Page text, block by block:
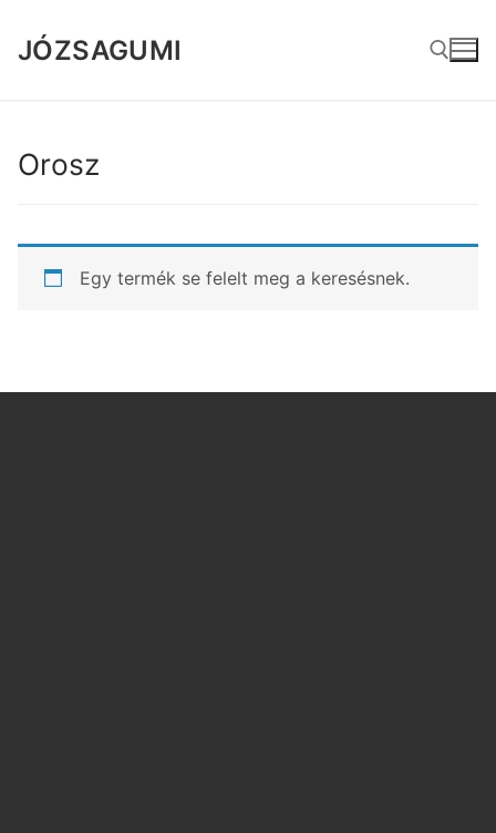
tartalomra
JÓZSAGUMI
Orosz
Egy termék se felelt meg a keresésnek.